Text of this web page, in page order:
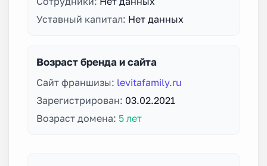
Уставный капитал: Нет данных
Возраст бренда и сайта
Сайт франшизы: levitafamily.ru
Зарегистрирован: 03.02.2021
Возраст домена: 5 лет